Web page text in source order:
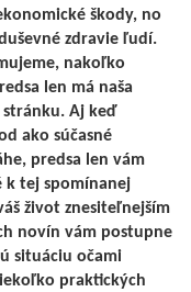
škody, no
zdravie ľudí.
nakoľko
len má naša
Aj keď
ako súčasné
predsa len vám
k tej spomínanej
život znesiteľnejším
novín vám postupne
situáciu očami
praktických